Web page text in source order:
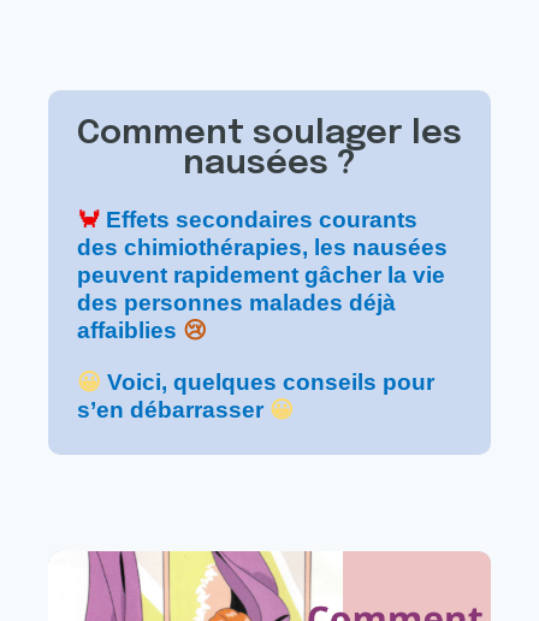
Comment soulager les
nausées ?
🦀 Effets secondaires courants
des chimiothérapies, les nausées
peuvent rapidement gâcher la vie
des personnes malades déjà
affaiblies 😢
😀 Voici, quelques conseils pour
s’en débarrasser 😀